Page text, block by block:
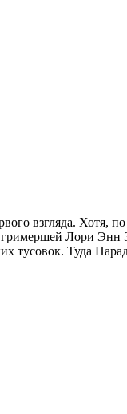
взгляда. Хотя, по
Лори
тусовок. Туда